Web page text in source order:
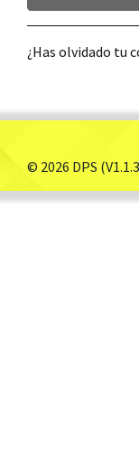
¿Has olvidado tu
© 2026 DPS